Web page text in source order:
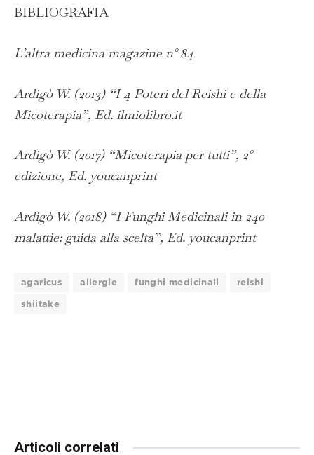
BIBLIOGRAFIA
L’altra medicina magazine n° 84
Ardigò W. (2013) “I 4 Poteri del Reishi e della
Micoterapia”, Ed. ilmiolibro.it
Ardigò W. (2017) “Micoterapia per tutti”, 2°
edizione, Ed. youcanprint
Ardigò W. (2018) “I Funghi Medicinali in 240
malattie: guida alla scelta”, Ed. youcanprint
agaricus allergie funghi medicinali reishi
shiitake
Articoli correlati